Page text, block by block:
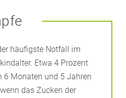
häufigste Notfall im
Etwa 4 Prozent
6 Monaten und 5 Jahren
das Zucken der